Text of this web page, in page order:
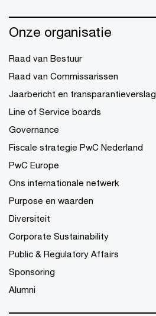
Onze organisatie
Raad van Bestuur
Raad van Commissarissen
Jaarbericht en transparantieverslag
Line of Service boards
Governance
Fiscale strategie PwC Nederland
PwC Europe
Ons internationale netwerk
Purpose en waarden
Diversiteit
Corporate Sustainability
Public & Regulatory Affairs
Sponsoring
Alumni